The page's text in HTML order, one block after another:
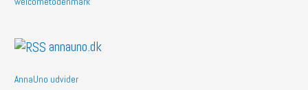
annauno.dk
AnnaUno udvider